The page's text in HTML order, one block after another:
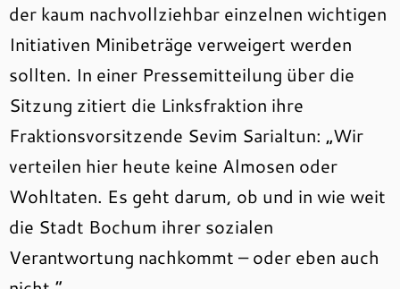
der kaum nachvollziehbar einzelnen wichtigen
Initiativen Minibeträge verweigert werden
sollten. In einer Pressemitteilung über die
Sitzung zitiert die Linksfraktion ihre
Fraktionsvorsitzende Sevim Sarialtun: „Wir
verteilen hier heute keine Almosen oder
Wohltaten. Es geht darum, ob und in wie weit
die Stadt Bochum ihrer sozialen
Verantwortung nachkommt – oder eben auch